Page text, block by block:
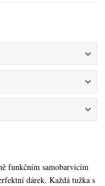
funkčním samobarvicím
dárek. Každá tužka s